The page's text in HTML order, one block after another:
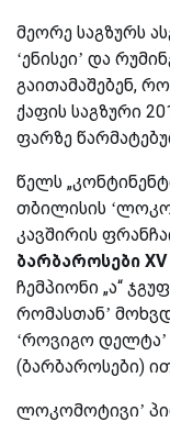
მეორე საგზურს
‘ენისეი’ და
გაითამაშებენ,
ქაფის საგზური
ფარზე
წელს
თბილისის
კავშირის
ბარბაროსები XV
ჩემპიონი „ა“
რომასთან’
‘როვიგო დელტა’
(ბარბაროსები)
ლოკომოტივი’